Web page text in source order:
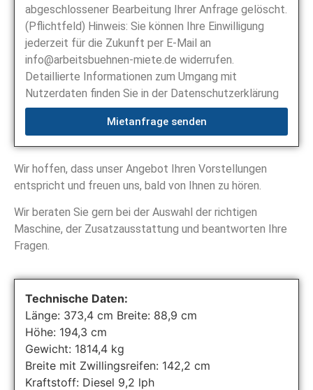
abgeschlossener Bearbeitung Ihrer Anfrage gelöscht.
(Pflichtfeld) Hinweis: Sie können Ihre Einwilligung
jederzeit für die Zukunft per E-Mail an
info@arbeitsbuehnen-miete.de widerrufen.
Detaillierte Informationen zum Umgang mit
Nutzerdaten finden Sie in der Datenschutzerklärung
Mietanfrage senden
Wir hoffen, dass unser Angebot Ihren Vorstellungen
entspricht und freuen uns, bald von Ihnen zu hören.
Wir beraten Sie gern bei der Auswahl der richtigen
Maschine, der Zusatzausstattung und beantworten Ihre
Fragen.
Technische Daten:
Länge: 373,4 cm Breite: 88,9 cm
Höhe: 194,3 cm
Gewicht: 1814,4 kg
Breite mit Zwillingsreifen: 142,2 cm
Kraftstoff: Diesel 9,2 lph